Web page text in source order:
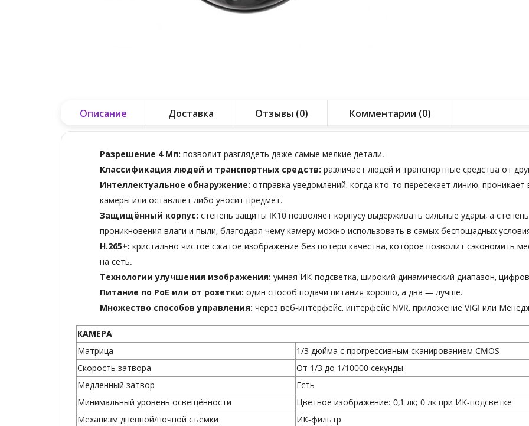
Описание Доставка Отзывы (0) Комментарии (0)
Разрешение 4 Мп: позволит разглядеть даже самые мелкие детали.
Классификация людей и транспортных средств: различает людей и транспортные средства от
Интеллектуальное обнаружение: отправка уведомлений, когда кто-то пересекает линию,
камеры или оставляет либо уносит предмет.
Защищённый корпус: степень защиты IK10 позволяет корпусу выдерживать сильные удары, а
проникновения влаги и пыли, благодаря чему камеру можно использовать в самых беспощадных
H.265+: кристально чистое сжатое изображение без потери качества, которое позволит сэкономить
на сеть.
Технологии улучшения изображения: умная ИК-подсветка, широкий динамический диапазон,
Питание по PoE или от розетки: один способ подачи питания хорошо, а два — лучше.
Множество способов управления: через веб-интерфейс, интерфейс NVR, приложение VIGI или
КАМЕРА
Матрица
1/3 дюйма с прогрессивным сканированием CMOS
Скорость затвора
От 1/3 до 1/10000 секунды
Медленный затвор
Есть
Минимальный уровень освещённости
Цветное изображение: 0,1 лк; 0 лк при ИК-подсветке
Механизм дневной/ночной съёмки
ИК-фильтр